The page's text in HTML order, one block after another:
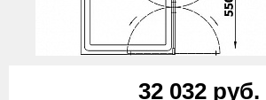
32 032 руб.